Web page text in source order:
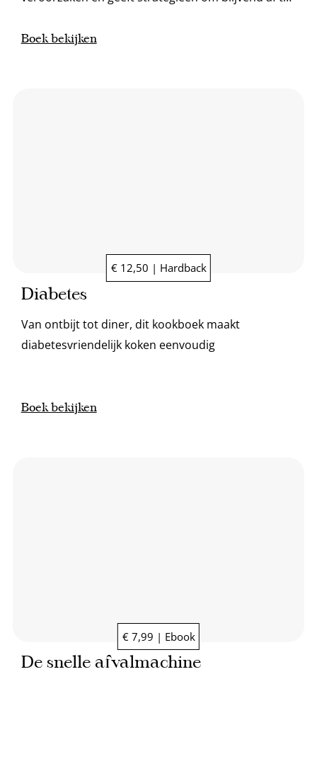
Boek bekijken
€ 12,50 | Hardback
Diabetes
Van ontbijt tot diner, dit kookboek maakt
diabetesvriendelijk koken eenvoudig
Boek bekijken
€ 7,99 | Ebook
De snelle afvalmachine